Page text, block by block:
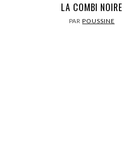
LA COMBI NOIRE
PARPOUSSINE